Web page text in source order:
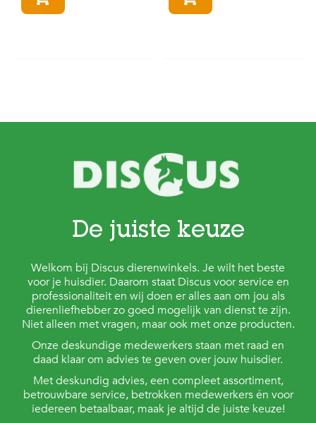
De juiste keuze
Welkom bij Discus dierenwinkels. Je wilt het beste
voor je huisdier. Daarom staat Discus voor service en
professionaliteit en wij doen er alles aan om jou als
dierenliefhebber zo goed mogelijk van dienst te zijn.
Niet alleen met vragen, maar ook met onze producten.
Onze deskundige medewerkers staan met raad en
daad klaar om advies te geven over jouw huisdier.
Met deskundig advies, een compleet assortiment,
betrouwbare service, betrokken medewerkers én voor
iedereen betaalbaar, maak je altijd de juiste keuze!